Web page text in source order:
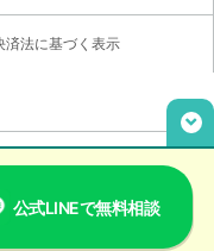
公式LINEで無料相談
無料相談
メッセージ
済法に基づく表示
reserved.